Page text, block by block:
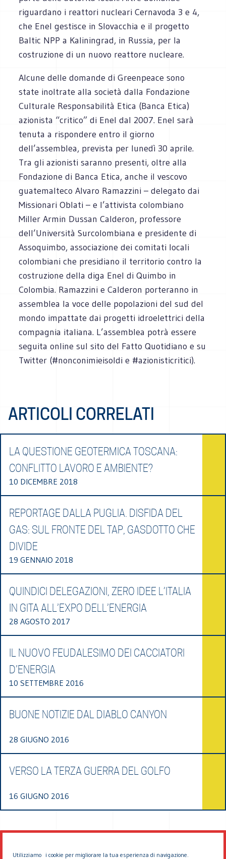
Utilizziamo i cookie per migliorare la tua esperienza di navigazione.
riguardano i reattori nucleari Cernavoda 3 e 4,
che Enel gestisce in Slovacchia e il progetto
Baltic NPP a Kaliningrad, in Russia, per la
costruzione di un nuovo reattore nucleare.
Alcune delle domande di Greenpeace sono
state inoltrate alla società dalla Fondazione
Culturale Responsabilità Etica (Banca Etica)
azionista “critico” di Enel dal 2007. Enel sarà
tenuta a rispondere entro il giorno
dell’assemblea, prevista per lunedì 30 aprile.
Tra gli azionisti saranno presenti, oltre alla
Fondazione di Banca Etica, anche il vescovo
guatemalteco Alvaro Ramazzini – delegato dai
Missionari Oblati – e l’attivista colombiano
Miller Armin Dussan Calderon, professore
dell’Università Surcolombiana e presidente di
Assoquimbo, associazione dei comitati locali
colombiani che presidiano il territorio contro la
costruzione della diga Enel di Quimbo in
Colombia. Ramazzini e Calderon porteranno in
assemblea la voce delle popolazioni del sud del
mondo impattate dai progetti idroelettrici della
compagnia italiana. L’assemblea potrà essere
seguita online sul sito del Fatto Quotidiano e su
Twitter (#nonconimieisoldi e #azionisticritici).
ARTICOLI CORRELATI
LA QUESTIONE GEOTERMICA TOSCANA:
CONFLITTO LAVORO E AMBIENTE?
10 DICEMBRE 2018
REPORTAGE DALLA PUGLIA. DISFIDA DEL
GAS: SUL FRONTE DEL TAP, GASDOTTO CHE
DIVIDE
19 GENNAIO 2018
QUINDICI DELEGAZIONI, ZERO IDEE L’ITALIA
IN GITA ALL’EXPO DELL’ENERGIA
28 AGOSTO 2017
IL NUOVO FEUDALESIMO DEI CACCIATORI
D’ENERGIA
10 SETTEMBRE 2016
BUONE NOTIZIE DAL DIABLO CANYON
28 GIUGNO 2016
VERSO LA TERZA GUERRA DEL GOLFO
16 GIUGNO 2016